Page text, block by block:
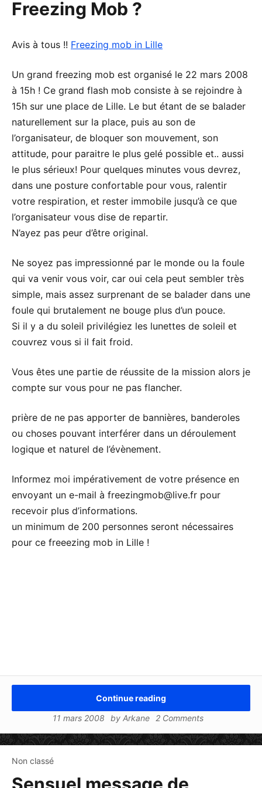
Freezing Mob ?
Avis à tous !! Freezing mob in Lille
Un grand freezing mob est organisé le 22 mars 2008
à 15h ! Ce grand flash mob consiste à se rejoindre à
15h sur une place de Lille. Le but étant de se balader
naturellement sur la place, puis au son de
l’organisateur, de bloquer son mouvement, son
attitude, pour paraitre le plus gelé possible et.. aussi
le plus sérieux! Pour quelques minutes vous devrez,
dans une posture confortable pour vous, ralentir
votre respiration, et rester immobile jusqu’à ce que
l’organisateur vous dise de repartir.
N’ayez pas peur d’être original.
Ne soyez pas impressionné par le monde ou la foule
qui va venir vous voir, car oui cela peut sembler très
simple, mais assez surprenant de se balader dans une
foule qui brutalement ne bouge plus d’un pouce.
Si il y a du soleil privilégiez les lunettes de soleil et
couvrez vous si il fait froid.
Vous êtes une partie de réussite de la mission alors je
compte sur vous pour ne pas flancher.
prière de ne pas apporter de bannières, banderoles
ou choses pouvant interférer dans un déroulement
logique et naturel de l’évènement.
Informez moi impérativement de votre présence en
envoyant un e-mail à freezingmob@live.fr pour
recevoir plus d’informations.
un minimum de 200 personnes seront nécessaires
pour ce freeezing mob in Lille !
Continue reading
11 mars 2008
by Arkane 2 Comments
Non classé
Sensuel message de